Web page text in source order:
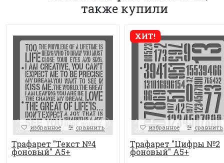
также купили
избранное сравнить
Трафарет "Текст №4
фоновый" А5+
ХИТ!
избранное сравнить
Трафарет "Цифры №2
фоновый" А5+